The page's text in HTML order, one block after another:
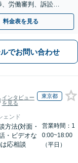
労働審判、訴訟ま
料金表を見る
ルでお問い合わせ
インタビュー
を見る
東京都
ェンド
方法(対面・
・ビデオな
は応相談
営業時間：1
0:00~18:00
（平日）